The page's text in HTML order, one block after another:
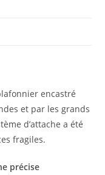
encastré
et par les grands
d’attache a été
fragiles.
précise